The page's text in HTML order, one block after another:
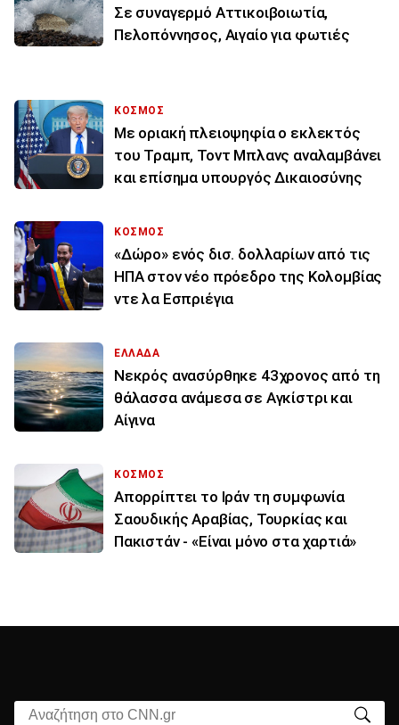
Σε συναγερμό Αττικοιβοιωτία,
Πελοπόννησος, Αιγαίο για φωτιές
ΚΟΣΜΟΣ
Με οριακή πλειοψηφία ο εκλεκτός
του Τραμπ, Τοντ Μπλανς αναλαμβάνει
και επίσημα υπουργός Δικαιοσύνης
ΚΟΣΜΟΣ
«Δώρο» ενός δισ. δολλαρίων από τις
ΗΠΑ στον νέο πρόεδρο της Κολομβίας
ντε λα Εσπριέγια
ΕΛΛΑΔΑ
Νεκρός ανασύρθηκε 43χρονος από τη
θάλασσα ανάμεσα σε Αγκίστρι και
Αίγινα
ΚΟΣΜΟΣ
Απορρίπτει το Ιράν τη συμφωνία
Σαουδικής Αραβίας, Τουρκίας και
Πακιστάν - «Είναι μόνο στα χαρτιά»
Αναζήτηση στο CNN.gr